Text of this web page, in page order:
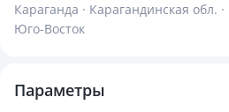
Караганда · Карагандинская обл.
Юго-Восток
Параметры